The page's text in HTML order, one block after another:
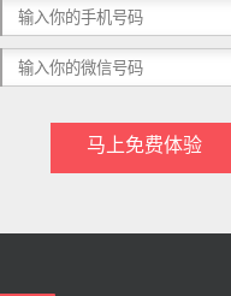
马上免费体验